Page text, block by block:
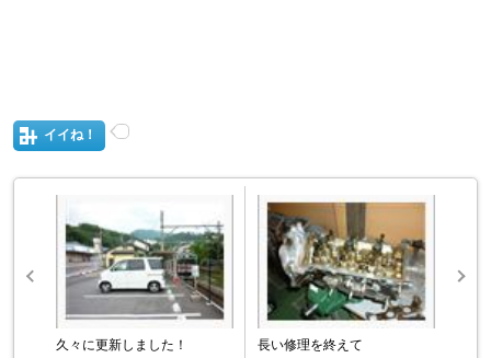
イイね！
久々に更新しました！ 長い修理を終えて